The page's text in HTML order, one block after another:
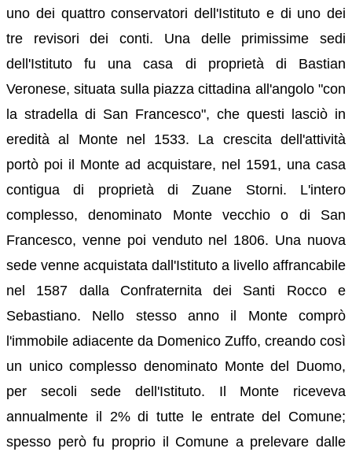
uno dei quattro conservatori dell'Istituto e di uno dei
tre revisori dei conti. Una delle primissime sedi
dell'Istituto fu una casa di proprietà di Bastian
Veronese, situata sulla piazza cittadina all'angolo "con
la stradella di San Francesco", che questi lasciò in
eredità al Monte nel 1533. La crescita dell'attività
portò poi il Monte ad acquistare, nel 1591, una casa
contigua di proprietà di Zuane Storni. L'intero
complesso, denominato Monte vecchio o di San
Francesco, venne poi venduto nel 1806. Una nuova
sede venne acquistata dall'Istituto a livello affrancabile
nel 1587 dalla Confraternita dei Santi Rocco e
Sebastiano. Nello stesso anno il Monte comprò
l'immobile adiacente da Domenico Zuffo, creando così
un unico complesso denominato Monte del Duomo,
per secoli sede dell'Istituto. Il Monte riceveva
annualmente il 2% di tutte le entrate del Comune;
spesso però fu proprio il Comune a prelevare dalle